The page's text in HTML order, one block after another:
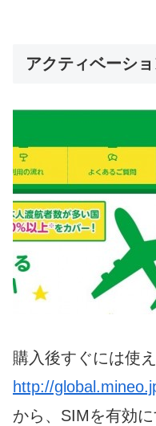
アクティベーシ
購入後すぐには使
http://
から、SIMを有効に